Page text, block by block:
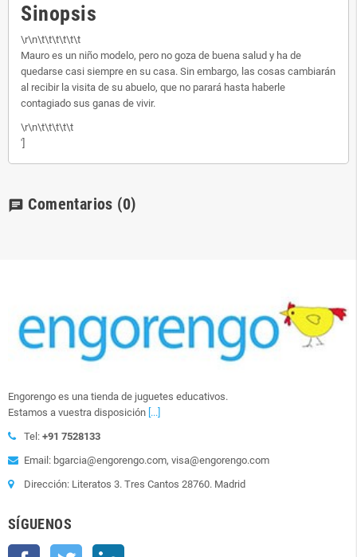
Sinopsis
\r\n\t\t\t\t\t\t
Mauro es un niño modelo, pero no goza de buena salud y ha de
quedarse casi siempre en su casa. Sin embargo, las cosas cambiarán
al recibir la visita de su abuelo, que no parará hasta haberle
contagiado sus ganas de vivir.
\r\n\t\t\t\t\t
']
chat Comentarios (0)
Engorengo es una tienda de juguetes educativos.
Estamos a vuestra disposición [...]
Tel: +91 7528133
Email: bgarcia@engorengo.com, visa@engorengo.com
Dirección: Literatos 3. Tres Cantos 28760. Madrid
SÍGUENOS
Facebook Twitter